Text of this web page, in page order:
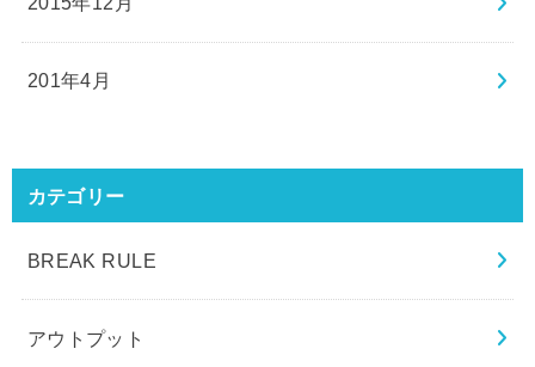
201年4月
カテゴリー
BREAK RULE
アウトプット